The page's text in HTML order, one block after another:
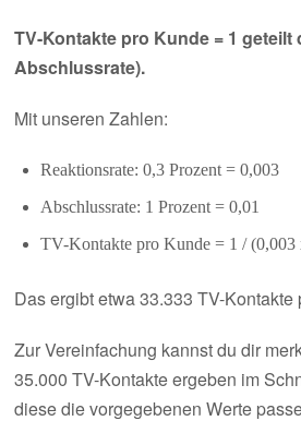
TV-Kontakte pro Kunde = 1
Abschlussrate).
Mit unseren Zahlen:
Reaktionsrate: 0,3 Prozent = 0,003
Abschlussrate: 1 Prozent = 0,01
TV-Kontakte pro Kunde = 1 / (0,003
Das ergibt etwa 33.333 TV-Kontakte
Zur Vereinfachung kannst du dir
35.000 TV-Kontakte ergeben im
diese die vorgegebenen Werte